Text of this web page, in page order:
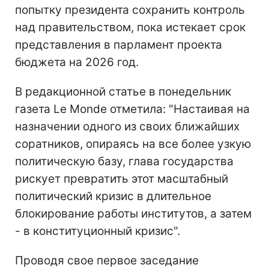
попытку президента сохранить контроль
над правительством, пока истекает срок
представления в парламент проекта
бюджета на 2026 год.
В редакционной статье в понедельник
газета Le Monde отметила: "Настаивая на
назначении одного из своих ближайших
соратников, опираясь на все более узкую
политическую базу, глава государства
рискует превратить этот масштабный
политический кризис в длительное
блокирование работы институтов, а затем
- в конституционный кризис".
Проводя свое первое заседание